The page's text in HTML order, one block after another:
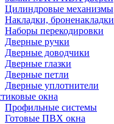
Цилиндровые механизмы
Накладки, броненакладки
Наборы перекодировки
Дверные ручки
Дверные доводчики
Дверные глазки
Дверные петли
Дверные уплотнители
окна
Профильные системы
Готовые ПВХ окна